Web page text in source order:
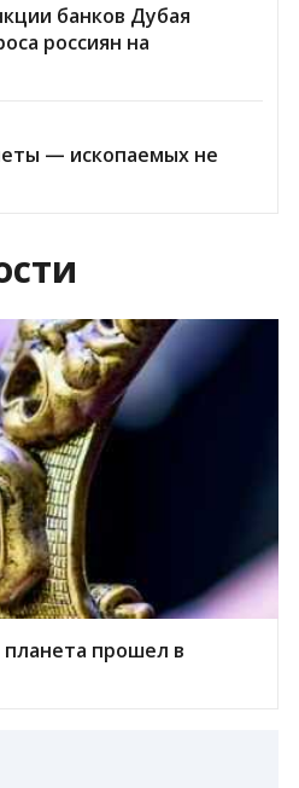
банков Дубая
россиян на
— ископаемых не
прошел в